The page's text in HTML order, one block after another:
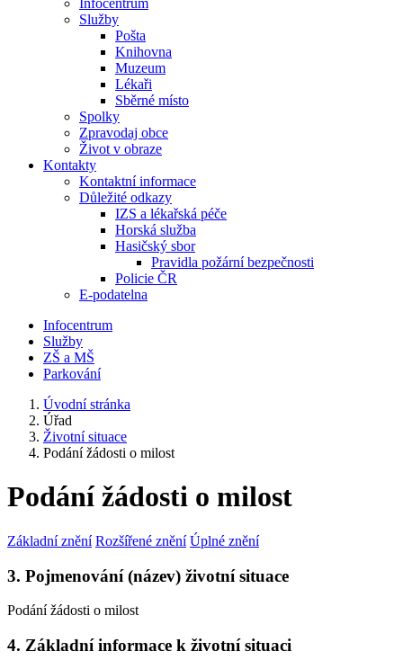
Infocentrum
Služby
Pošta
Knihovna
Muzeum
Lékaři
Sběrné místo
Spolky
Zpravodaj obce
Život v obraze
Kontakty
Kontaktní informace
Důležité odkazy
IZS a lékařská péče
Horská služba
Hasičský sbor
Pravidla požární bezpečnosti
Policie ČR
E-podatelna
Infocentrum
Služby
ZŠ a MŠ
Parkování
Úvodní stránka
Úřad
Životní situace
Podání žádosti o milost
Podání žádosti o milost
Základní znění Rozšířené znění Úplné znění
3. Pojmenování (název) životní situace
Podání žádosti o milost
4. Základní informace k životní situaci